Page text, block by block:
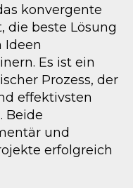
konvergente
die beste Lösung
Ideen
Es ist ein
Prozess, der
effektivsten
Beide
und
erfolgreich